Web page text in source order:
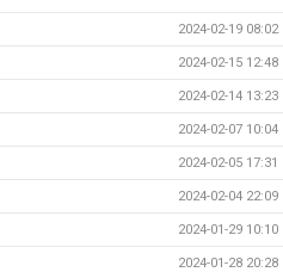
2024-02-19 08:02
2024-02-15 12:48
2024-02-14 13:23
2024-02-07 10:04
2024-02-05 17:31
2024-02-04 22:09
2024-01-29 10:10
2024-01-28 20:28